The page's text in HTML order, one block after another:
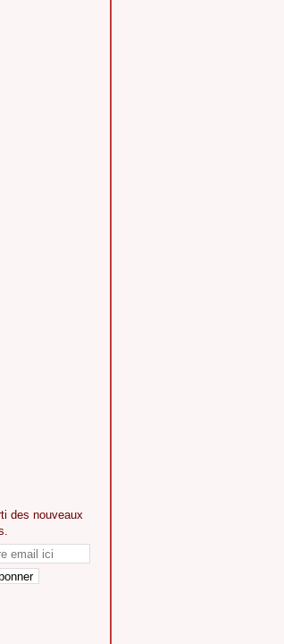
des nouveaux